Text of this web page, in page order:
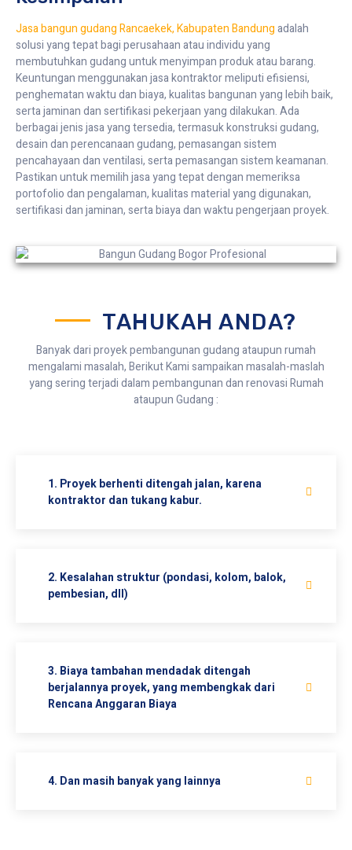
Jasa bangun gudang Rancaekek, Kabupaten Bandungadalah
solusi yang tepat bagi perusahaan atau individu yang
membutuhkan gudang untuk menyimpan produk atau barang.
Keuntungan menggunakan jasa kontraktor meliputi efisiensi,
penghematan waktu dan biaya, kualitas bangunan yang lebih baik,
serta jaminan dan sertifikasi pekerjaan yang dilakukan. Ada
berbagai jenis jasa yang tersedia, termasuk konstruksi gudang,
desain dan perencanaan gudang, pemasangan sistem
pencahayaan dan ventilasi, serta pemasangan sistem keamanan.
Pastikan untuk memilih jasa yang tepat dengan memeriksa
portofolio dan pengalaman, kualitas material yang digunakan,
sertifikasi dan jaminan, serta biaya dan waktu pengerjaan proyek.
TAHUKAH ANDA?
Banyak dari proyek pembangunan gudang ataupun rumah
mengalami masalah, Berikut Kami sampaikan masalah-maslah
yang sering terjadi dalam pembangunan dan renovasi Rumah
ataupun Gudang :
1. Proyek berhenti ditengah jalan, karena
kontraktor dan tukang kabur.
2. Kesalahan struktur (pondasi, kolom, balok,
pembesian, dll)
3. Biaya tambahan mendadak ditengah
berjalannya proyek, yang membengkak dari
Rencana Anggaran Biaya
4. Dan masih banyak yang lainnya